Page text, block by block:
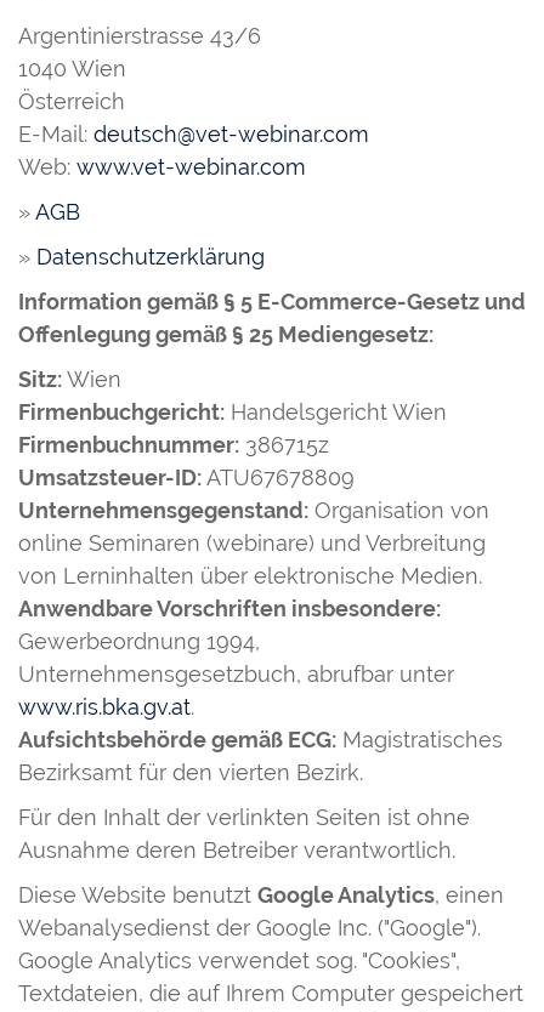
Argentinierstrasse 43/6
1040 Wien
Österreich
E-Mail: deutsch@vet-webinar.com
Web: www.vet-webinar.com
»AGB
» Datenschutzerklärung
Information gemäß § 5 E-Commerce-Gesetz und
Offenlegung gemäß § 25 Mediengesetz:
Sitz:Wien
Firmenbuchgericht: Handelsgericht Wien
Firmenbuchnummer: 386715z
Umsatzsteuer-ID:ATU67678809
Unternehmensgegenstand: Organisation von
online Seminaren (webinare) und Verbreitung
von Lerninhalten über elektronische Medien.
Anwendbare Vorschriften insbesondere:
Gewerbeordnung 1994,
Unternehmensgesetzbuch, abrufbar unter
www.ris.bka.gv.at.
Aufsichtsbehörde gemäß ECG: Magistratisches
Bezirksamt für den vierten Bezirk.
Für den Inhalt der verlinkten Seiten ist ohne
Ausnahme deren Betreiber verantwortlich.
Diese Website benutzt Google Analytics, einen
Webanalysedienst der Google Inc. ("Google").
Google Analytics verwendet sog. "Cookies",
Textdateien, die auf Ihrem Computer gespeichert